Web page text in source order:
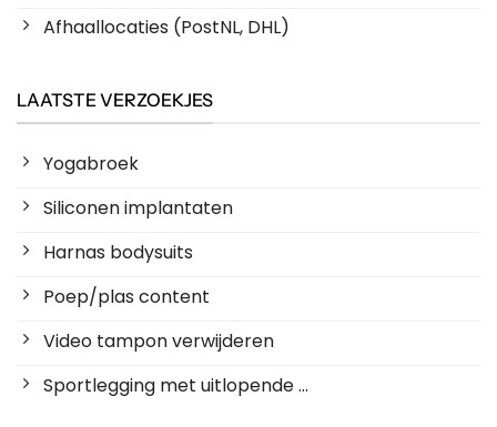
Afhaallocaties (PostNL, DHL)
LAATSTE VERZOEKJES
Yogabroek
Siliconen implantaten
Harnas bodysuits
Poep/plas content
Video tampon verwijderen
Sportlegging met uitlopende ...